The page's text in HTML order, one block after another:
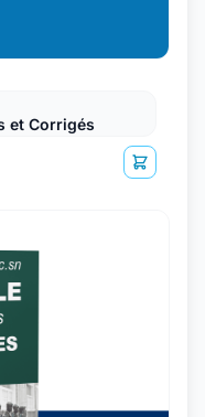
et Corrigés